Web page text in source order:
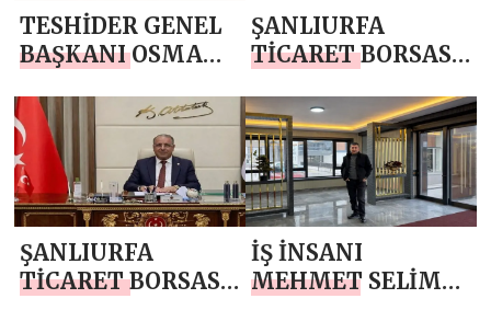
TESHİDER GENEL
BAŞKANI OSMAN
NİSAN POLİS
HAFTASI MESAJI
ŞANLIURFA
TİCARET BORSASI
MEHMET
KAYA`DAN 10
NİSAN POLİS
HAFTASI MESAJI
ŞANLIURFA
TİCARET BORSASI
İŞ İNSANI
MEHMET SELİM